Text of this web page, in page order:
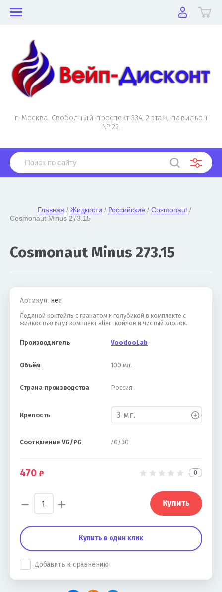
г. Москва. Свободный проспект 33А, 2 этаж, павильон
№ 25.
Главная / Жидкости / Российские / Cosmonaut /
Cosmonaut Minus 273.15
Cosmonaut Minus 273.15
Артикул: нет
Ледяной коктейль с гранатом и голубикой,в комплекте с
жидкостью идут комплект alien-койлов и чистый хлопок.
Производитель VoodooLab
Объём 100 мл.
Страна производства Россия
Крепость
Соотншение VG/PG 70/30
470 0
− + Купить
Купить в один клик
Добавить к сравнению